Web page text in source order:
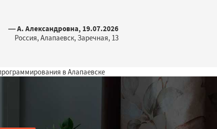
— А. Александровна, 19.07.2026
Россия, Алапаевск, Заречная, 13
в Алапаевске